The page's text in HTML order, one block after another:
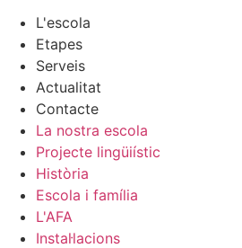
L'escola
Etapes
Serveis
Actualitat
Contacte
La nostra escola
Projecte lingüiístic
Història
Escola i família
L'AFA
Instal·lacions